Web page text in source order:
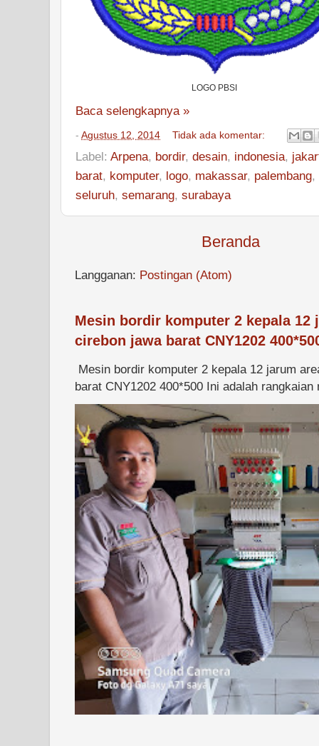
LOGO PBSI
Baca selengkapnya »
- Agustus 12, 2014 Tidak ada komentar:
Label: Arpena, bordir, desain, indonesia,
barat, komputer, logo, makassar, palembang,
seluruh, semarang, surabaya
Beranda
Langganan: Postingan (Atom)
Mesin bordir komputer 2 kepala 12
cirebon jawa barat CNY1202
Mesin bordir komputer 2 kepala 12 jarum
barat CNY1202 400*500 Ini adalah